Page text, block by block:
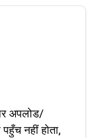
अपलोड/
नहीं होता,